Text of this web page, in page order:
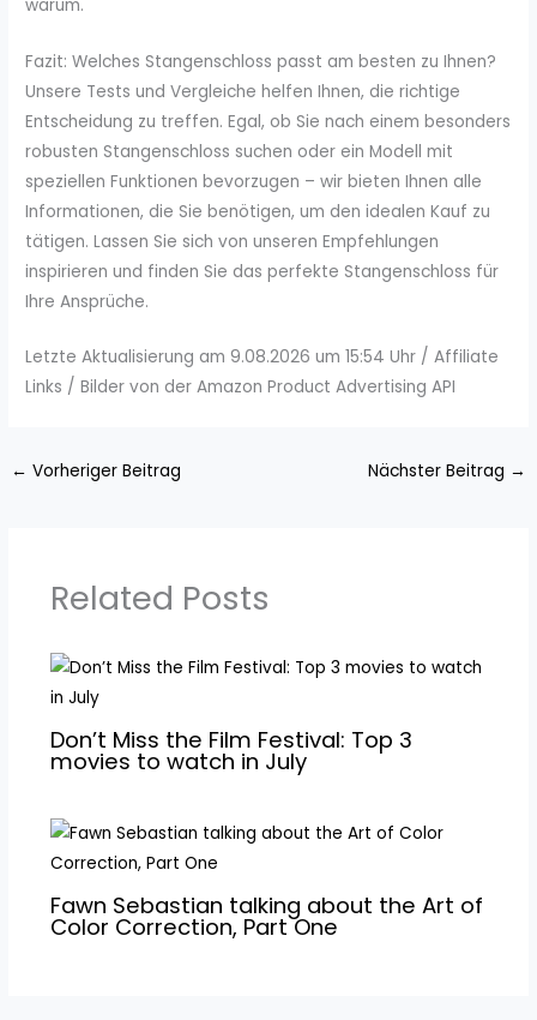
warum.
Fazit: Welches Stangenschloss passt am besten zu Ihnen?
Unsere Tests und Vergleiche helfen Ihnen, die richtige
Entscheidung zu treffen. Egal, ob Sie nach einem besonders
robusten Stangenschloss suchen oder ein Modell mit
speziellen Funktionen bevorzugen – wir bieten Ihnen alle
Informationen, die Sie benötigen, um den idealen Kauf zu
tätigen. Lassen Sie sich von unseren Empfehlungen
inspirieren und finden Sie das perfekte Stangenschloss für
Ihre Ansprüche.
Letzte Aktualisierung am 9.08.2026 um 15:54 Uhr / Affiliate
Links / Bilder von der Amazon Product Advertising API
← Vorheriger Beitrag Nächster Beitrag →
Related Posts
Don’t Miss the Film Festival: Top 3
movies to watch in July
Fawn Sebastian talking about the Art of
Color Correction, Part One